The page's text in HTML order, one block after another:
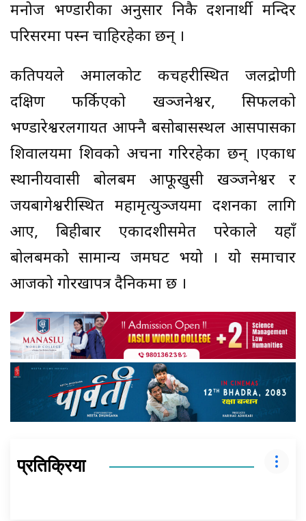
मनोज भण्डारीका अनुसार निकै दर्शनार्थी मन्दिर
परिसरमा पस्न चाहिरहेका छन् ।
कतिपयले अमालकोट कचहरीस्थित जलद्रोणी
दक्षिण फर्किएको खञ्जनेश्वर, सिफलको
भण्डारेश्वरलगायत आफ्नै बसोबासस्थल आसपासका
शिवालयमा शिवको अर्चना गरिरहेका छन् ।एकाध
स्थानीयवासी बोलबम आफूखुसी खञ्जनेश्वर र
जयबागेश्वरीस्थित महामृत्युञ्जयमा दर्शनका लागि
आए, बिहीबार एकादशीसमेत परेकाले यहाँ
बोलबमको सामान्य जमघट भयो । यो समाचार
आजको गोरखापत्र दैनिकमा छ ।
प्रतिक्रिया